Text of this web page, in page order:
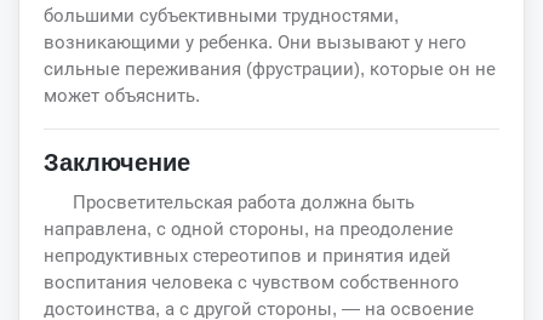
большими субъективными трудностями,
возникающими у ребенка. Они вызывают у него
сильные переживания (фрустрации), которые он не
может объяснить.
Заключение
Просветительская работа должна быть
направлена, с одной стороны, на преодоление
непродуктивных стереотипов и принятия идей
воспитания человека с чувством собственного
достоинства, а с другой стороны, — на освоение